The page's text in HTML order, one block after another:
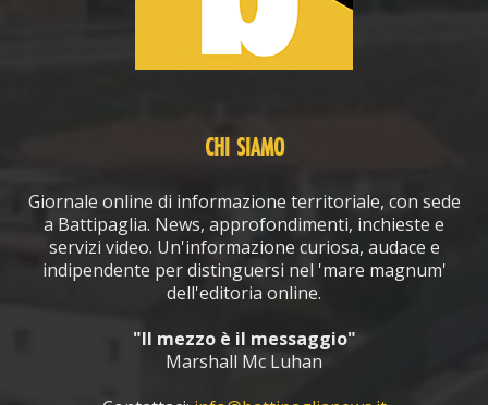
CHI SIAMO
Giornale online di informazione territoriale, con sede
a Battipaglia. News, approfondimenti, inchieste e
servizi video. Un'informazione curiosa, audace e
indipendente per distinguersi nel 'mare magnum'
dell'editoria online.
"Il mezzo è il messaggio"
Marshall Mc Luhan